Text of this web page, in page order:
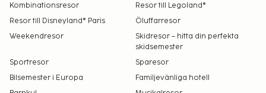
Kombinationsresor
Resor till Legoland®
Resor till Disneyland® Paris
Öluffarresor
Weekendresor
Skidresor – hitta din perfekta
skidsemester
Sportresor
Sparesor
Bilsemester i Europa
Familjevänliga hotell